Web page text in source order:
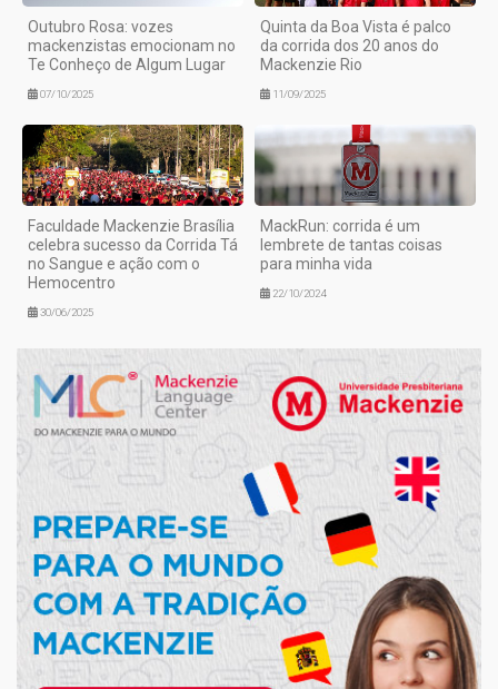
Outubro Rosa: vozes
mackenzistas emocionam no
Te Conheço de Algum Lugar
07/10/2025
Quinta da Boa Vista é palco
da corrida dos 20 anos do
Mackenzie Rio
11/09/2025
Faculdade Mackenzie Brasília
celebra sucesso da Corrida Tá
no Sangue e ação com o
Hemocentro
30/06/2025
MackRun: corrida é um
lembrete de tantas coisas
para minha vida
22/10/2024